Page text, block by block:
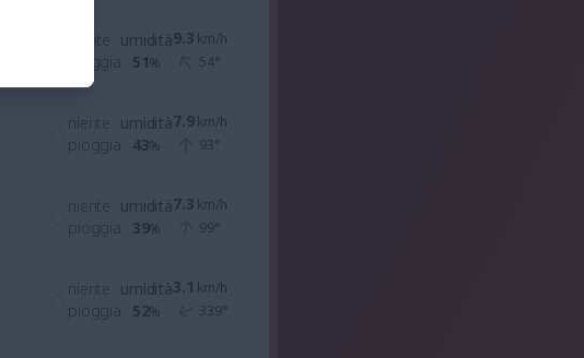
niente
pioggia
umidità
51%
9.3 km/h
54°
niente
pioggia
umidità
43%
7.9km/h
93°
niente
pioggia
umidità
39%
7.3 km/h
99°
niente
pioggia
umidità
52%
3.1 km/h
339°